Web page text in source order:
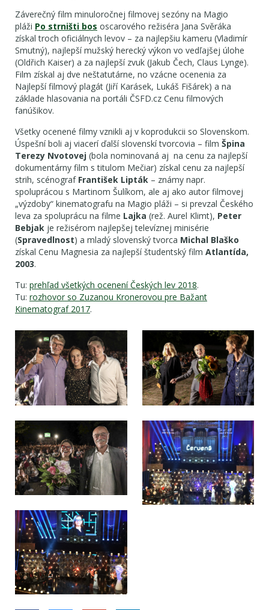
Záverečný film minuloročnej filmovej sezóny na Magio
pláži Po strništi bos oscarového režiséra Jana Svěráka
získal troch oficiálnych levov – za najlepšiu kameru (Vladimír
Smutný), najlepší mužský herecký výkon vo vedľajšej úlohe
(Oldřich Kaiser) a za najlepší zvuk (Jakub Čech, Claus Lynge).
Film získal aj dve neštatutárne, no vzácne ocenenia za
Najlepší filmový plagát (Jiří Karásek, Lukáš Fišárek) a na
základe hlasovania na portáli ČSFD.cz Cenu filmových
fanúšikov.
Všetky ocenené filmy vznikli aj v koprodukcii so Slovenskom.
Úspešní boli aj viacerí ďalší slovenskí tvorcovia – film Špina
Terezy Nvotovej (bola nominovaná aj na cenu za najlepší
dokumentárny film s titulom Mečiar) získal cenu za najlepší
strih, scénograf František Lipták – známy napr.
spoluprácou s Martinom Šulíkom, ale aj ako autor filmovej
„výzdoby“ kinematografu na Magio pláži – si prevzal Českého
leva za spoluprácu na filme Lajka (rež. Aurel Klimt), Peter
Bebjak je režisérom najlepšej televíznej minisérie
(Spravedlnost) a mladý slovenský tvorca Michal Blaško
získal Cenu Magnesia za najlepší študentský film Atlantída,
2003.
Tu: prehľad všetkých ocenení Českých lev 2018.
Tu: rozhovor so Zuzanou Kronerovou pre Bažant
Kinematograf 2017.